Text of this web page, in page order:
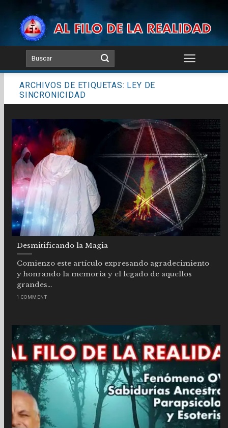
content
ARCHIVOS DE ETIQUETAS: LEY DE
SINCRONICIDAD
Desmitificando la Magia
Comienzo este artículo expresando agradecimiento
y honrando la memoria y el legado de aquellos
grandes...
1 COMMENT